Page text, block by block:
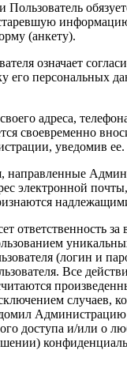
(анкету).
означает
его персональных
адреса,
своевременно
уведомив ее.
направленные
электронной
ответственность за
(логин и
Все
случаев,
доступа и/или о